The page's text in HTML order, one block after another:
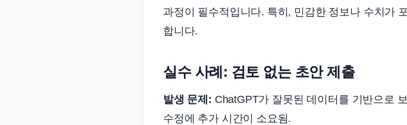
과정이 필수적입니다. 특히, 민감한 정보나 수치가
합니다.
실수 사례: 검토 없는 초안 제출
발생 문제: ChatGPT가 잘못된 데이터를 기반으로
수정에 추가 시간이 소요됨.